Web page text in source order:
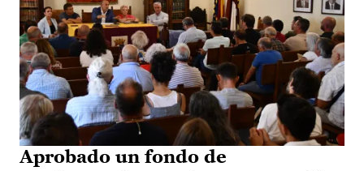
Aprobado un fondo de